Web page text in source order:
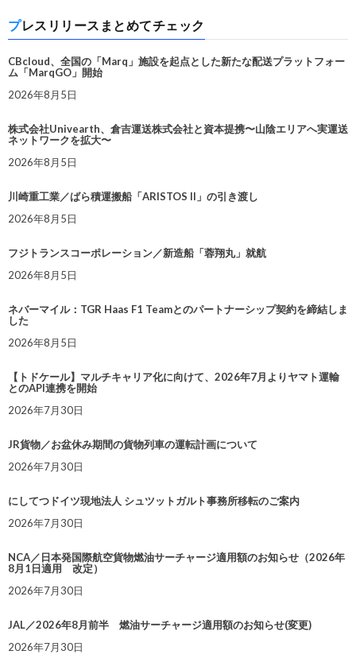
プレスリリースまとめてチェック
CBcloud、全国の「Marq」施設を起点とした新たな配送プラットフォー
ム「MarqGO」開始
2026年8月5日
株式会社Univearth、倉吉運送株式会社と資本提携〜山陰エリアへ実運送
ネットワークを拡大〜
2026年8月5日
川崎重工業／ばら積運搬船「ARISTOS II」の引き渡し
2026年8月5日
フジトランスコーポレーション／新造船「蓉翔丸」就航
2026年8月5日
ネバーマイル：TGR Haas F1 Teamとのパートナーシップ契約を締結しま
した
2026年8月5日
【トドケール】マルチキャリア化に向けて、2026年7月よりヤマト運輸
とのAPI連携を開始
2026年7月30日
JR貨物／お盆休み期間の貨物列車の運転計画について
2026年7月30日
にしてつドイツ現地法人 シュツットガルト事務所移転のご案内
2026年7月30日
NCA／日本発国際航空貨物燃油サーチャージ適用額のお知らせ（2026年
8月1日適用 改定）
2026年7月30日
JAL／2026年8月前半 燃油サーチャージ適用額のお知らせ(変更)
2026年7月30日